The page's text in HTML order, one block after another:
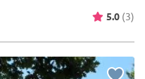
5.0 (3)